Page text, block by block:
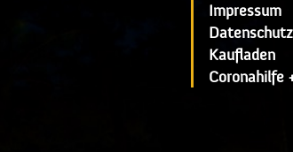
Impressum
Datenschutz
Kaufladen
Coronahilfe